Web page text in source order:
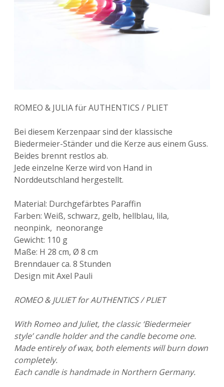
ROMEO & JULIA für AUTHENTICS / PLIET
Bei diesem Kerzenpaar sind der klassische
Biedermeier-Ständer und die Kerze aus einem Guss.
Beides brennt restlos ab.
Jede einzelne Kerze wird von Hand in
Norddeutschland hergestellt.
Material: Durchgefärbtes Paraffin
Farben: Weiß, schwarz, gelb, hellblau, lila,
neonpink, neonorange
Gewicht: 110 g
Maße: H 28 cm, Ø 8 cm
Brenndauer ca. 8 Stunden
Design mit Axel Pauli
ROMEO & JULIET for AUTHENTICS / PLIET
With Romeo and Juliet, the classic ‘Biedermeier
style’ candle holder and the candle become one.
Made entirely of wax, both elements will burn down
completely.
Each candle is handmade in Northern Germany.